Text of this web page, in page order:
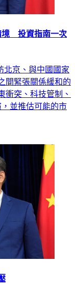
境 投資指南一次
北京、與中國國家
間緊張關係緩和的
衝突、科技管制、
並推估可能的市